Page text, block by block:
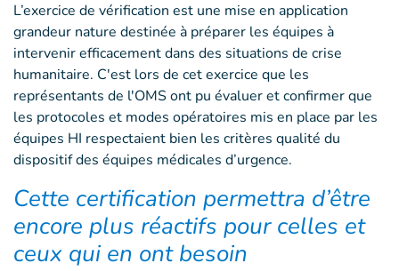
L’exercice de vérification est une mise en application
grandeur nature destinée à préparer les équipes à
intervenir efficacement dans des situations de crise
humanitaire. C'est lors de cet exercice que les
représentants de l'OMS ont pu évaluer et confirmer que
les protocoles et modes opératoires mis en place par les
équipes HI respectaient bien les critères qualité du
dispositif des équipes médicales d’urgence.
Cette certification permettra d’être
encore plus réactifs pour celles et
ceux qui en ont besoin